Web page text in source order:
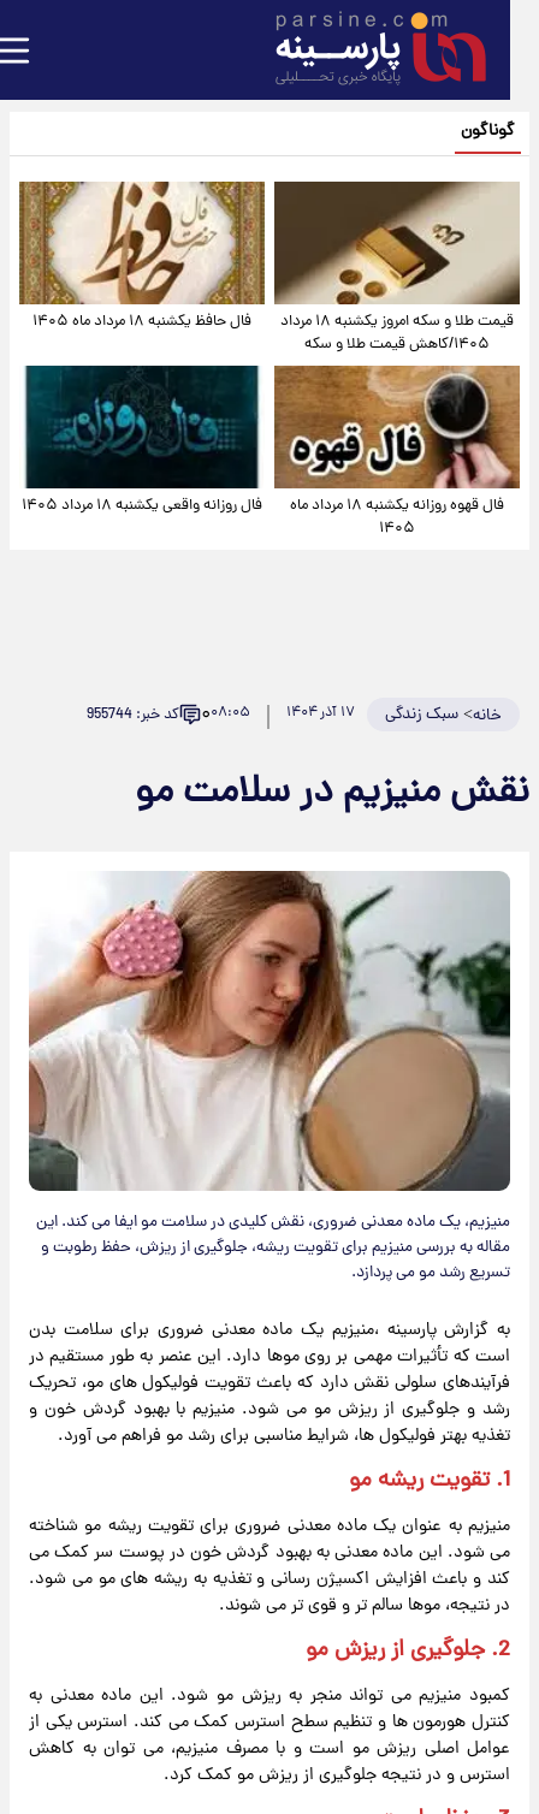
گوناگون
قیمت طلا و سکه امروز یکشنبه ۱۸ مرداد
۱۴۰۵/کاهش قیمت طلا و سکه
فال حافظ یکشنبه ۱۸ مرداد ماه ۱۴۰۵
فال قهوه روزانه یکشنبه ۱۸ مرداد ماه
۱۴۰۵
فال روزانه واقعی یکشنبه ۱۸ مرداد ۱۴۰۵
خانه>سبک زندگی ۰۸:۰۵۰ کد خبر: 955744
منیزیم در سلامت مو
منیزیم، یک ماده معدنی ضروری، نقش کلیدی در سلامت مو ایفا می کند. این
مقاله به بررسی منیزیم برای تقویت ریشه، جلوگیری از ریزش، حفظ رطوبت و
تسریع رشد مو می پردازد.
به گزارش پارسینه ،منیزیم یک ماده معدنی ضروری برای سلامت بدن
است که تأثیرات مهمی بر روی موها دارد. این عنصر به طور مستقیم در
فرآیندهای سلولی نقش دارد که باعث تقویت فولیکول های مو، تحریک
رشد و جلوگیری از ریزش مو می شود. منیزیم با بهبود گردش خون و
تغذیه بهتر فولیکول ها، شرایط مناسبی برای رشد مو فراهم می آورد.
منیزیم به عنوان یک ماده معدنی ضروری برای تقویت ریشه مو شناخته
می شود. این ماده معدنی به بهبود گردش خون در پوست سر کمک می
کند و باعث افزایش اکسیژن رسانی و تغذیه به ریشه های مو می شود.
در نتیجه، موها سالم تر و قوی تر می شوند.
کمبود منیزیم می تواند منجر به ریزش مو شود. این ماده معدنی به
کنترل هورمون ها و تنظیم سطح استرس کمک می کند. استرس یکی از
عوامل اصلی ریزش مو است و با مصرف منیزیم، می توان به کاهش
استرس و در نتیجه جلوگیری از ریزش مو کمک کرد.